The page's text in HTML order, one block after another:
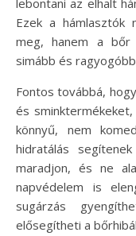
lebontani az elhalt
Ezek a hámlasztók
meg, hanem a bőr
simább és
Fontos továbbá,
és
könnyű, nem
hidratálás
maradjon, és ne
napvédelem is
sugárzás
elősegítheti a